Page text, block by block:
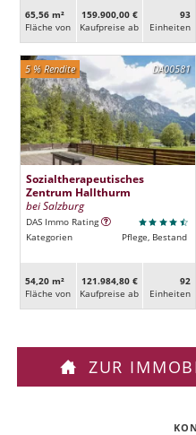
65,56 m²
Fläche von
159.900,00 €
Kaufpreise ab
93
Ein­heiten
DA00581
5 % Rendite
Sozialtherapeutisches
Zentrum Hallthurm
bei Salzburg
DAS Immo Rating
Kategorien
Pflege, Bestand
54,20 m²
Fläche von
121.984,80 €
Kaufpreise ab
92
Ein­heiten
ZUR